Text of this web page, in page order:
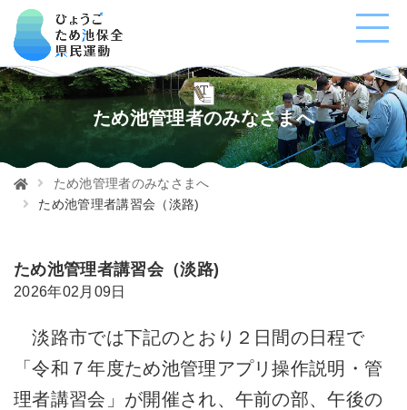
ため池管理者のみなさまへ
ため池管理者のみなさまへ
ため池管理者講習会（淡路)
ため池管理者講習会（淡路)
2026年02月09日
淡路市では下記のとおり２日間の日程で
「令和７年度ため池管理アプリ操作説明・管
理者講習会」が開催され、午前の部、午後の